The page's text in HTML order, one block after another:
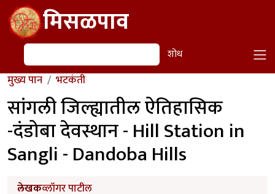
Skip to main contentमिसळपाव
शोध शोध
मुख्य पान भटकंती
सांगली जिल्ह्यातील ऐतिहासिक
-दंडोबा देवस्थान - Hill Station in
Sangli - Dandoba Hills
लेखकव्लॉगर पाटील